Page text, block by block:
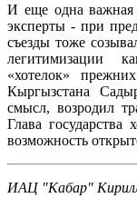
И еще одна важная
эксперты - при
съезды тоже
легитимизации
«хотелок»
Кыргызстана
смысл, возродил
Глава
возможность
ИАЦ "Кабар"